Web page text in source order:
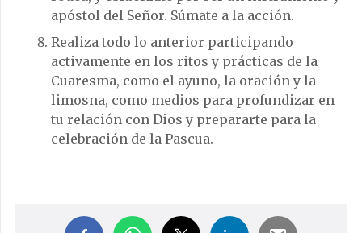
apóstol del Señor. Súmate a la acción.
Realiza todo lo anterior participando
activamente en los ritos y prácticas de la
Cuaresma, como el ayuno, la oración y la
limosna, como medios para profundizar en
tu relación con Dios y prepararte para la
celebración de la Pascua.